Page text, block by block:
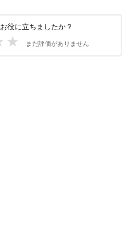
役に立ちましたか？
★ まだ評価がありません